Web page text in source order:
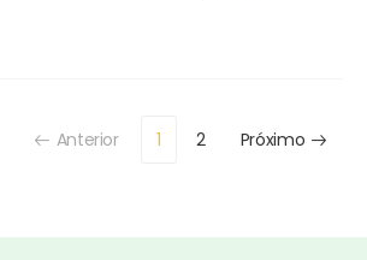
Anterior 1 2 Próximo